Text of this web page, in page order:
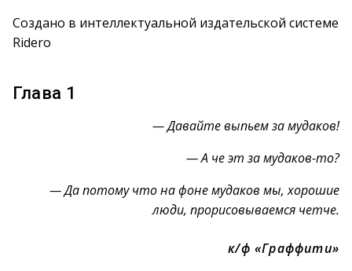
Создано в интеллектуальной издательской системе
Ridero
Глава 1
— Давайте выпьем за мудаков!
— А че эт за мудаков-то?
— Да потому что на фоне мудаков мы, хорошие
люди, прорисовываемся четче.
к/ф «Граффити»